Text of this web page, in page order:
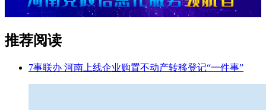
推荐阅读
7事联办 河南上线企业购置不动产转移登记“一件事”